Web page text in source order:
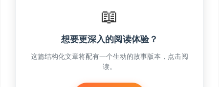
📖
想要更深入的阅读体验？
这篇结构化文章将配有一个生动的故事版本，点击阅
读。